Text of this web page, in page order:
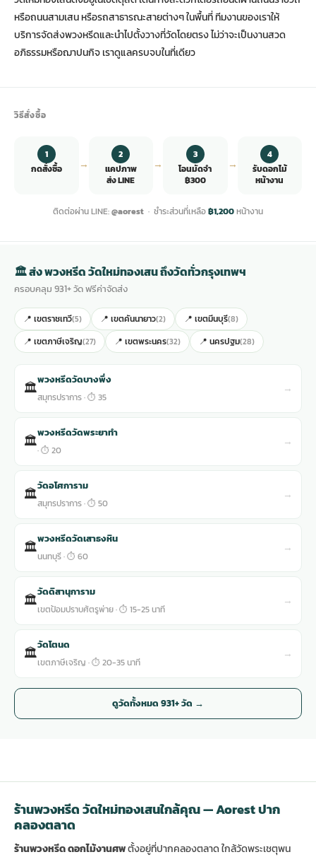
หรือถนนสามเสน หรือรถสาธารณะสายต่างๆ ในพื้นที่ ทีมงานของเราให้
บริการจัดส่งพวงหรีดและนำไปตั้งวางที่วัดโดยตรง ไม่ว่าจะเป็นงานสวด
อภิธรรมหรือฌาปนกิจ เราดูแลครบจบในที่เดียว
วิธีสั่งซื้อ
1
กดสั่งซื้อ
→
2
แคปภาพ
ส่ง LINE
→
3
โอนมัดจำ
฿300
→
4
รับดอกไม้
หน้างาน
ติดต่อผ่าน LINE:@aorest · ชำระส่วนที่เหลือ฿1,200หน้างาน
🏛 ส่ง พวงหรีด วัดใหม่ทองเสน ถึงวัดทั่วกรุงเทพฯ
ครอบคลุม 931+ วัด ฟรีค่าจัดส่ง
📍 เขตราชเทวี(5) 📍 เขตคันนายาว(2) 📍 เขตมีนบุรี(8)
📍 เขตภาษีเจริญ(27) 📍 เขตพระนคร(32) 📍 นครปฐม(28)
🏛พวงหรีดวัดบางพึ่ง
สมุทรปราการ · ⏱ 35
→
🏛พวงหรีดวัดพระยาทำ
· ⏱ 20
→
🏛วัดอโศการาม
สมุทรปราการ · ⏱ 50
→
🏛พวงหรีดวัดเสาธงหิน
นนทบุรี · ⏱ 60
→
🏛วัดดิสานุการาม
เขตป้อมปราบศัตรูพ่าย · ⏱ 15-25 นาที
→
🏛วัดโตนด
เขตภาษีเจริญ · ⏱ 20-35 นาที
→
ดูวัดทั้งหมด 931+ วัด →
ร้านพวงหรีด วัดใหม่ทองเสนใกล้คุณ — Aorest ปาก
คลองตลาด
ร้านพวงหรีด ดอกไม้งานศพตั้งอยู่ที่ปากคลองตลาด ใกล้วัดพระเชตุพน